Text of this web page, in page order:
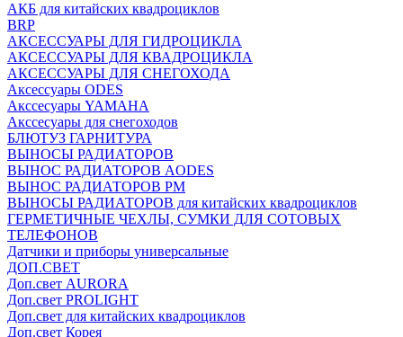
АКБ для китайских квадроциклов
BRP
АКСЕССУАРЫ ДЛЯ ГИДРОЦИКЛА
АКСЕССУАРЫ ДЛЯ КВАДРОЦИКЛА
АКСЕССУАРЫ ДЛЯ СНЕГОХОДА
Аксессуары ODES
Акссесуары YAMAHA
Акссесуары для снегоходов
БЛЮТУЗ ГАРНИТУРА
ВЫНОСЫ РАДИАТОРОВ
ВЫНОС РАДИАТОРОВ AODES
ВЫНОС РАДИАТОРОВ РМ
ВЫНОСЫ РАДИАТОРОВ для китайских квадроциклов
ГЕРМЕТИЧНЫЕ ЧЕХЛЫ, СУМКИ ДЛЯ СОТОВЫХ
ТЕЛЕФОНОВ
Датчики и приборы универсальные
ДОП.СВЕТ
Доп.свет AURORA
Доп.свет PROLIGHT
Доп.свет для китайских квадроциклов
Доп.свет Корея